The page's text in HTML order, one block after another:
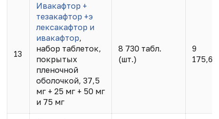
13
Ивакафтор +
тезакафтор +э
лексакафтор и
ивакафтор,
набор таблеток,
покрытых
пленочной
оболочкой, 37,5
мг + 25 мг + 50 мг
и 75 мг
8 730 табл.
(шт.)
9
175,65